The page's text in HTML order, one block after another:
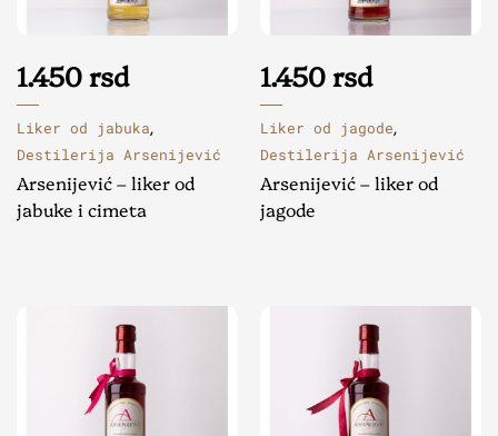
1.450rsd
Liker od jabuka,
Destilerija Arsenijević
Arsenijević – liker od
jabuke i cimeta
1.450rsd
Liker od jagode,
Destilerija Arsenijević
Arsenijević – liker od
jagode